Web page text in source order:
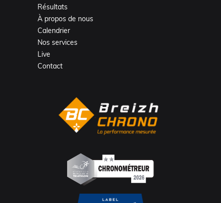
Résultats
À propos de nous
Calendrier
Nos services
Live
Contact